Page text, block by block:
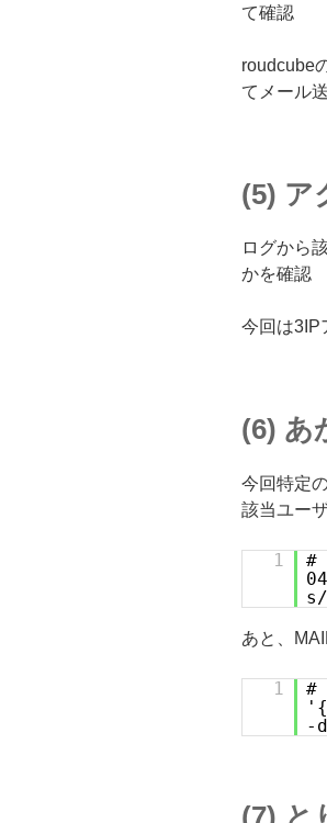
て確認
roudcube
てメール
(5) ア
ログから
かを確認
今回は3IP
(6) あ
今回特定
該当ユー
1
#
あと、
1
#
-
(7) と